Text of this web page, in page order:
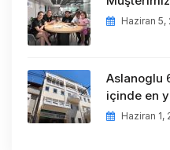
Haziran 5,
Aslanoglu
içinde en
Haziran 1,